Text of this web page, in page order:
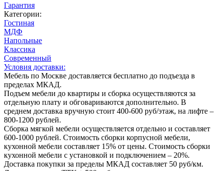
Гарантия
Категории:
Гостиная
МДФ
Напольные
Классика
Современный
Условия доставки:
Мебель по Москве доставляется бесплатно до подъезда в
пределах МКАД.
Подъем мебели до квартиры и сборка осуществляются за
отдельную плату и обговариваются дополнительно. В
среднем доставка вручную стоит 400-600 руб/этаж, на лифте –
800-1200 рублей.
Сборка мягкой мебели осуществляется отдельно и составляет
600-1000 рублей. Стоимость сборки корпусной мебели,
кухонной мебели составляет 15% от цены. Стоимость сборки
кухонной мебели с установкой и подключением – 20%.
Доставка покупки за пределы МКАД составляет 50 руб/км.